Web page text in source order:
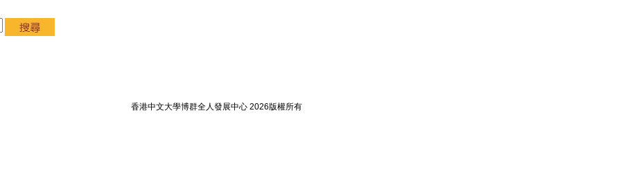
香港中文大學博群全人發展中心 2026版權所有